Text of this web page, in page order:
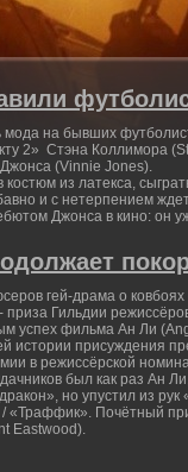
мода на бывших
2» Стэна Коллимора
(Vinnie Jones).
из латекса,
и с нетерпением
Джонса в кино: он
гей-драма о
Гильдии
успех фильма Ан Ли
истории присуждения
в режиссёрской
был как раз Ан
но упустил из
«Траффик». Почётный
Eastwood).